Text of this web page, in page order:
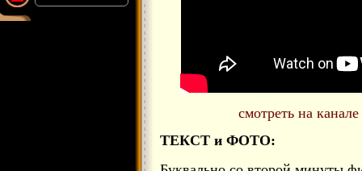
смотреть на
ТЕКСТ и ФОТО: